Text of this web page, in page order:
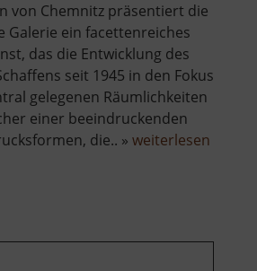
von Chemnitz präsentiert die
Galerie ein facettenreiches
das die Entwicklung des
seit 1945 in den Fokus
gelegenen Räumlichkeiten
einer beeindruckenden
die.. » weiterlesen